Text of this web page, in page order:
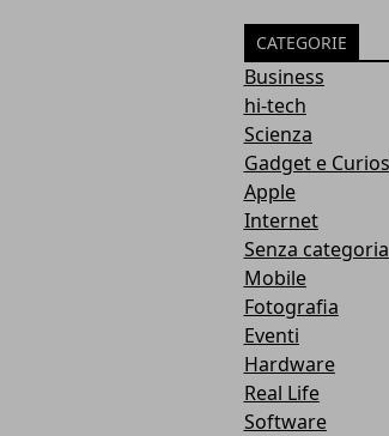
CATEGORIE
Business
hi-tech
Scienza
Gadget e
Apple
Internet
Senza categoria
Mobile
Fotografia
Eventi
Hardware
Real Life
Software